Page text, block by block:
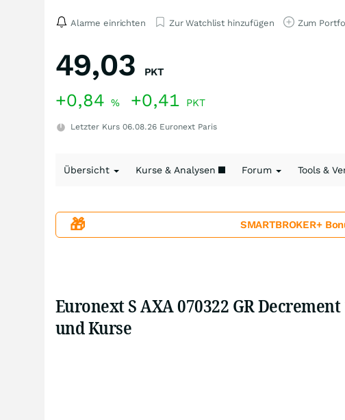
Alarme einrichten Zur Watchlist hinzufügen Zum
49,03 PKT
+0,84 % +0,41 PKT
Letzter Kurs 06.08.26 Euronext Paris
Übersicht Kurse & Analysen Forum Tools &
🎁 SMARTBROKER+
Euronext S AXA 070322 GR
und Kurse